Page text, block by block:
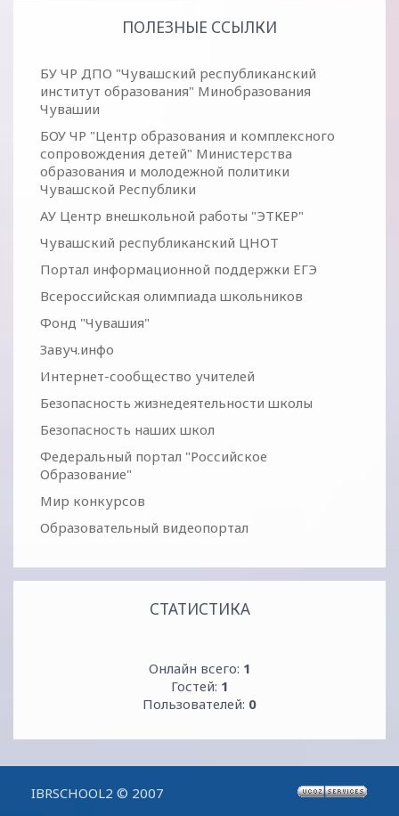
ПОЛЕЗНЫЕ ССЫЛКИ
БУ ЧР ДПО "Чувашский республиканский
институт образования" Минобразования
Чувашии
БОУ ЧР "Центр образования и комплексного
сопровождения детей" Министерства
образования и молодежной политики
Чувашской Республики
АУ Центр внешкольной работы "ЭТКЕР"
Чувашский республиканский ЦНОТ
Портал информационной поддержки ЕГЭ
Всероссийская олимпиада школьников
Фонд "Чувашия"
Завуч.инфо
Интернет-сообщество учителей
Безопасность жизнедеятельности школы
Безопасность наших школ
Федеральный портал "Российское
Образование"
Мир конкурсов
Образовательный видеопортал
СТАТИСТИКА
Онлайн всего: 1
Гостей: 1
Пользователей: 0
IBRSCHOOL2 © 2007